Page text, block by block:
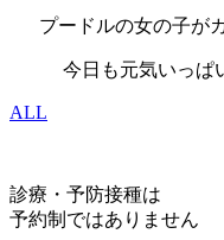
プードルの女の子が
今日も元気いっぱ
ALL
診療・予防接種は
予約制ではありません